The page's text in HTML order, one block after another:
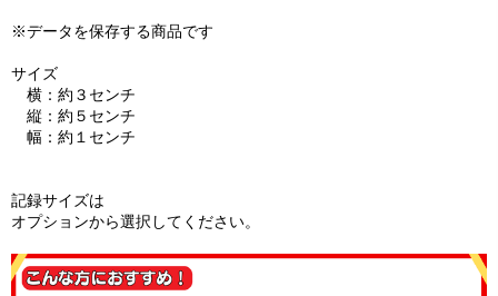
※データを保存する商品です
サイズ
横：約３センチ
縦：約５センチ
幅：約１センチ
記録サイズは
オプションから選択してください。